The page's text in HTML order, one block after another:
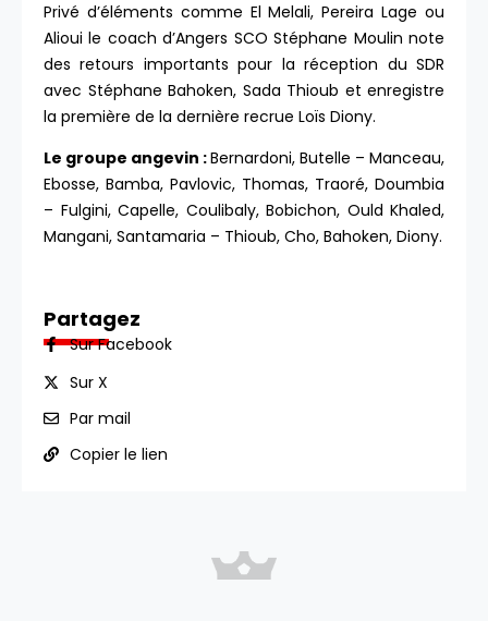
Privé d’éléments comme El Melali, Pereira Lage ou
Alioui le coach d’Angers SCO Stéphane Moulin note
des retours importants pour la réception du SDR
avec Stéphane Bahoken, Sada Thioub et enregistre
la première de la dernière recrue Loïs Diony.
Le groupe angevin :Bernardoni, Butelle – Manceau,
Ebosse, Bamba, Pavlovic, Thomas, Traoré, Doumbia
– Fulgini, Capelle, Coulibaly, Bobichon, Ould Khaled,
Mangani, Santamaria – Thioub, Cho, Bahoken, Diony.
Partagez
Sur Facebook
Sur X
Par mail
Copier le lien